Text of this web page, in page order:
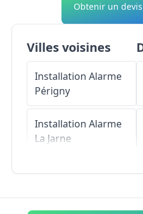
Obtenir un
Villes voisines
Installation Alarme
Périgny
Installation Alarme
La Jarne
Installation Alarme